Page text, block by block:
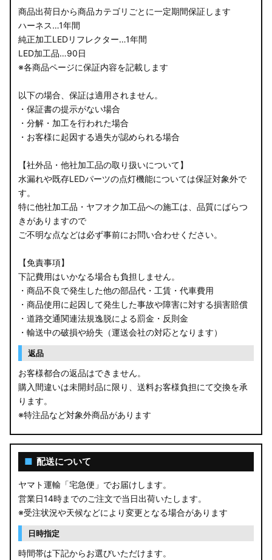
商品出荷日から商品カテゴリごとに一定期間保証します
ハーネス…1年間
純正加工LEDリフレクター…1年間
LED加工品…90日
※各商品ページに保証内容を記載します
以下の場合、保証は適用されません。
・保証書の提示がない場合
・分解・加工を行われた場合
・お客様に起因する過失が認められる場合
【社外品・他社加工品の取り扱いについて】
水漏れや既存LEDパーツの点灯機能については保証対象外で
す。
特に他社加工品・ヤフオク加工品への施工は、品質にばらつ
きがありますので
ご不明な点などは必ず事前にお問い合わせください。
【免責事項】
下記費用はいかなる場合も負担しません。
・商品不良で発生した他の部品代・工賃・代車費用
・商品使用に起因して発生した事故や障害に対する損害賠償
・道路交通関連法規逸脱による罰金・反則金
・輸送中の破損や紛失（運送会社の対応となります）
返品
お客様都合の返品はできません。
購入間違いは未開封品に限り、送料お客様負担にて交換を承
ります。
※特注品など対象外商品があります
■ 配送について
ヤマト運輸「宅急便」でお届けします。
営業日14時までのご注文で当日出荷いたします。
※受注状況や天候などにより変更となる場合があります
日時指定
時間帯は下記からお選びいただけます。